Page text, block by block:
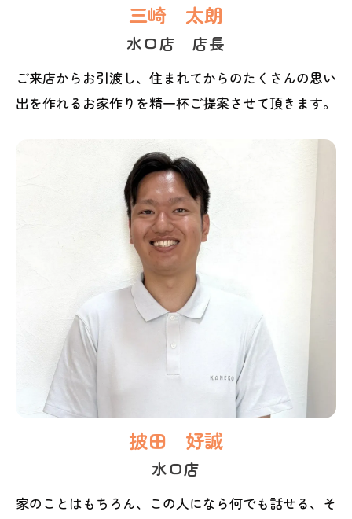
三崎 太朗
水口店 店長
ご来店からお引渡し、住まれてからのたくさんの思い
出を作れるお家作りを精一杯ご提案させて頂きます。
披田 好誠
水口店
家のことはもちろん、この人になら何でも話せる、そ